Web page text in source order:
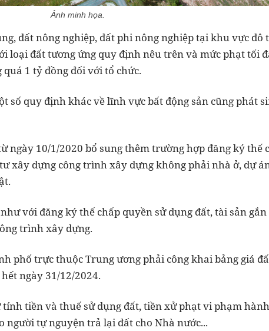
Ảnh minh họa.
đất nông nghiệp, đất phi nông nghiệp tại khu vực đô
loại đất tương ứng quy định nêu trên và mức phạt tối
1 tỷ đồng đối với tổ chức.
số quy định khác về lĩnh vực bất động sản cũng phát
ngày 10/1/2020 bổ sung thêm trường hợp đăng ký thế
xây dựng công trình xây dựng không phải nhà ở, dự
với đăng ký thế chấp quyền sử dụng đất, tài sản
trình xây dựng.
phố trực thuộc Trung ương phải công khai bảng giá
ngày 31/12/2024.
tính tiền và thuế sử dụng đất, tiền xử phạt vi phạm
tự nguyện trả lại đất cho Nhà nước...